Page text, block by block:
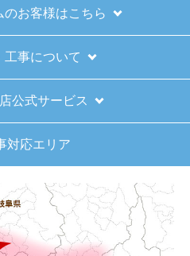
お客様はこちら
工事について
公式サービス
対応エリア